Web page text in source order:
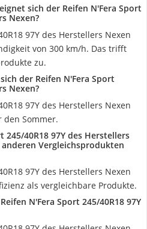
sich der Reifen N'Fera Sport
Nexen?
97Y des Herstellers Nexen
von 300 km/h. Das trifft
zu.
der Reifen N'Fera Sport
Nexen?
97Y des Herstellers Nexen
Sommer.
245/40R18 97Y des Herstellers
Vergleichsprodukten
97Y des Herstellers Nexen
als vergleichbare Produkte.
N'Fera Sport 245/40R18 97Y